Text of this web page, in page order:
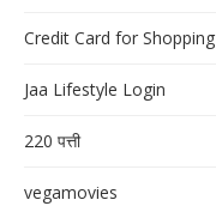
Credit Card for Shopping
Jaa Lifestyle Login
220 पत्ती
vegamovies